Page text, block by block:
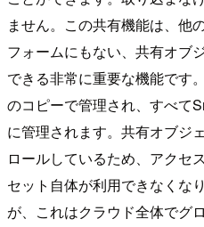
ません。この共有機能は、他
フォームにもない、共有オブ
できる非常に重要な機能です
のコピーで管理され、すべて
に管理されます。共有オブジ
ロールしているため、アクセ
セット自体が利用できなくな
が、これはクラウド全体でグ